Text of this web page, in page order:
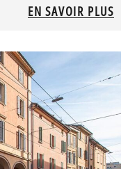
EN SAVOIR PLUS